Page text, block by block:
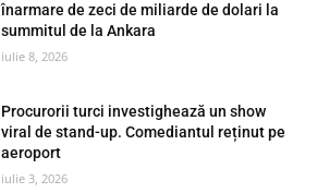
înarmare de zeci de miliarde de dolari la
summitul de la Ankara
iulie 8, 2026
Procurorii turci investighează un show
viral de stand-up. Comediantul reținut pe
aeroport
iulie 3, 2026